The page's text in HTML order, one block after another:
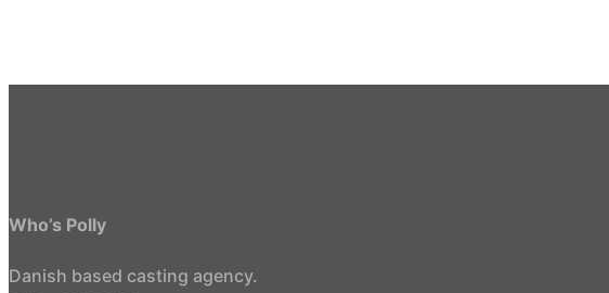
Who’s Polly
Danish based casting agency.